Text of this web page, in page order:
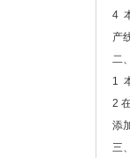
4
产
二
1
2
添
三